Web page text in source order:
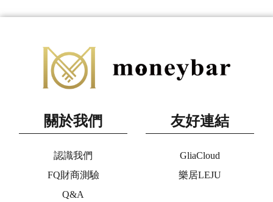
關於我們
認識我們
FQ財商測驗
Q&A
友好連結
GliaCloud
樂居LEJU